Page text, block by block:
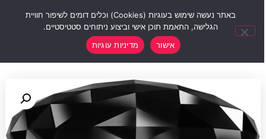
באתר נעשה שימוש בעוגיות (Cookies) וכלים דומים לשיפור חוויית
הגלישה, התאמת תוכן אישי וביצוע ניתוחים סטטיסטיים.
אישור
מדיניות עוגיות